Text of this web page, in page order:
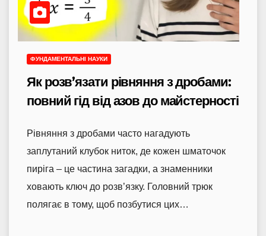
ФУНДАМЕНТАЛЬНІ НАУКИ
Як розв’язати рівняння з дробами:
повний гід від азов до майстерності
Рівняння з дробами часто нагадують
заплутаний клубок ниток, де кожен шматочок
пиріга – це частина загадки, а знаменники
ховають ключ до розв’язку. Головний трюк
полягає в тому, щоб позбутися цих…